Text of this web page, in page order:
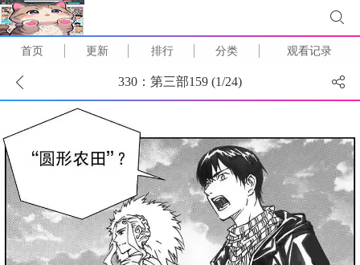
首页 更新 排行 分类 观看记录
330：第三部159 (1/24)